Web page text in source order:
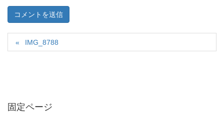
IMG_8788
固定ページ